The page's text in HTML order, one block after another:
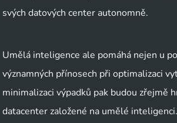
svých datových center autonomně.
Umělá inteligence ale pomáhá nejen u
významných přínosech při optimalizaci
minimalizaci výpadků pak budou
datacenter založené na umělé